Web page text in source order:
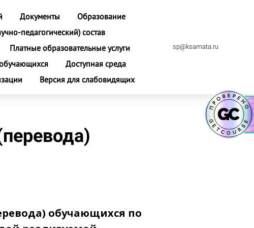
Документы
Образование
педагогический) состав
Платные образовательные услуги
Доступная среда
Версия для слабовидящих
sp@ksamata.ru
обучающихся по